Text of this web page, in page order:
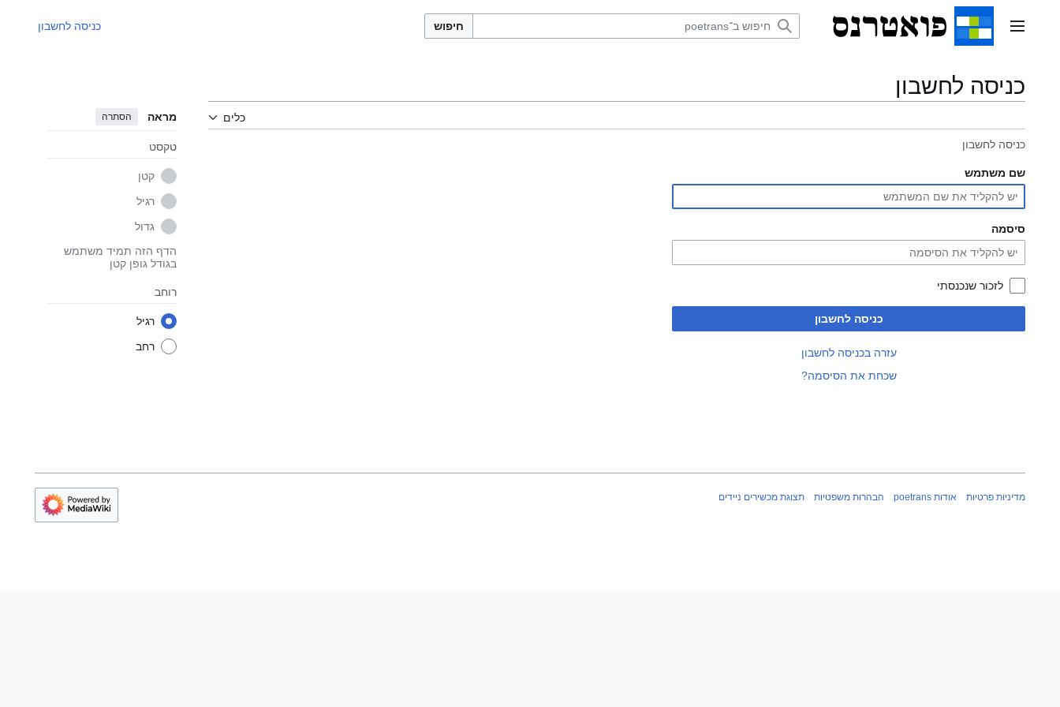
תפריט ראשי חיפוש כניסה לחשבון
כניסה לחשבון
כלים מראה הסתרה
טקסט
קטן
רגיל
גדול
הדף הזה תמיד משתמש
בגודל גופן קטן
רוחב
רגיל
רחב
כניסה לחשבון
שם משתמש
סיסמה
לזכור שנכנסתי
כניסה לחשבון
עזרה בכניסה לחשבון
שכחת את הסיסמה?
מדיניות פרטיות אודות poetrans הבהרות משפטיות תצוגת מכשירים ניידים